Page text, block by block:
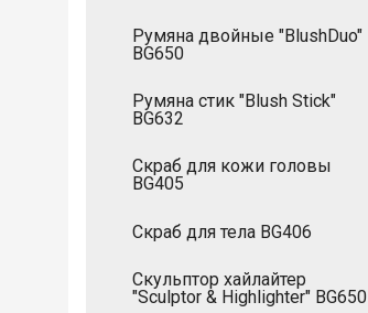
Румяна двойные "BlushDuo"
BG650
Румяна стик "Blush Stick"
BG632
Скраб для кожи головы
BG405
Скраб для тела BG406
Скульптор хайлайтер
"Sculptor & Highlighter" BG650